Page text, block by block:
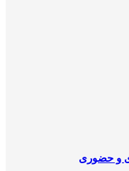
و حضوری